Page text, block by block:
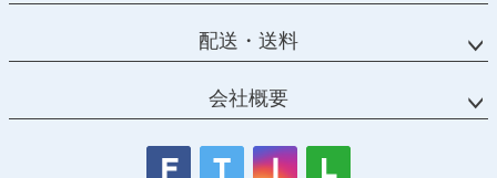
配送・送料
会社概要